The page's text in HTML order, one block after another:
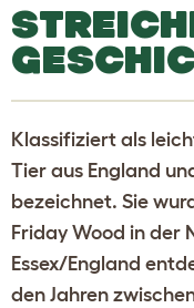
Klassifiziert als
Tier aus England
bezeichnet. Sie
Friday Wood in der
Essex/England
den Jahren